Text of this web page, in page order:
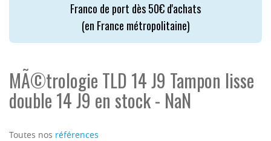
Franco de port dès 50€ d'achats
(en France métropolitaine)
MÃ©trologie TLD 14 J9 Tampon lisse
double 14 J9 en stock - NaN
Toutes nos références